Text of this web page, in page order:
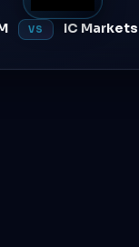
VS IC Markets